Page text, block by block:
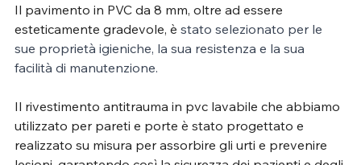
Il pavimento in PVC da 8 mm, oltre ad essere
esteticamente gradevole, è stato selezionato per le
sue proprietà igieniche, la sua resistenza e la sua
facilità di manutenzione.
Il rivestimento antitrauma in pvc lavabile che abbiamo
utilizzato per pareti e porte è stato progettato e
realizzato su misura per assorbire gli urti e prevenire